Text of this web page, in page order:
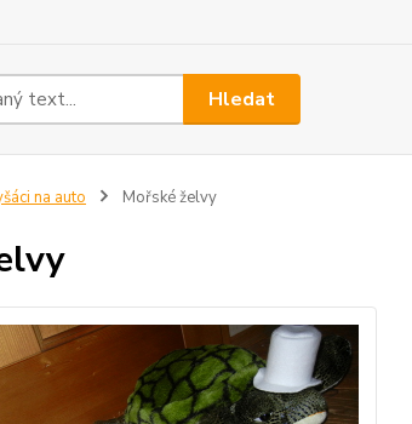
Hledat
na auto Mořské želvy